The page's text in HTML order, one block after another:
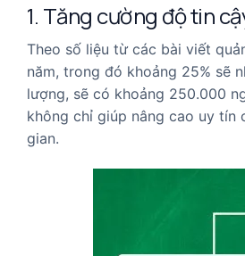
1. Tăng cường độ tin
Theo số liệu từ các bài viết
năm, trong đó khoảng 25% sẽ
lượng, sẽ có khoảng 250.000
không chỉ giúp nâng cao uy tín
gian.